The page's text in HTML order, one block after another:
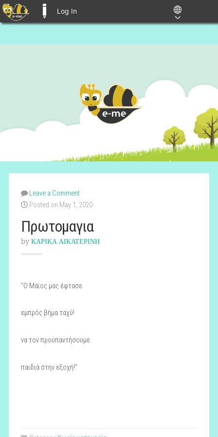
Log In
Leave a Comment
Posted on May 1, 2020
Πρωτομαγια
by ΚΑΡΙΚΑ ΑΙΚΑΤΕΡΙΝΗ
"Ο Μάϊος μας έφτασε
εμπρός βήμα ταχύ!
να τον προϋπαντήσουμε
παιδιά στην εξοχή!"